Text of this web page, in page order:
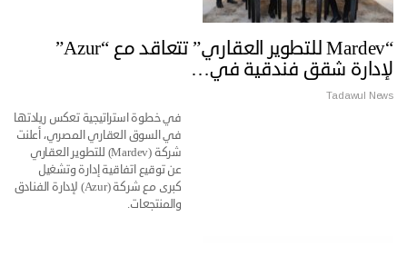
“Mardev للتطوير العقاري” تتعاقد مع “Azur”
لإدارة شقق فندقية في…
Tadawul News
في خطوة استراتيجية تعكس ريادتها
في السوق العقاري المصري، أعلنت
شركة (Mardev) للتطوير العقاري
عن توقيع اتفاقية إدارة وتشغيل
كبرى مع شركة (Azur) لإدارة الفنادق
والمنتجعات.